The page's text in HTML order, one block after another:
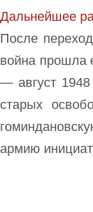
Дальнейшее
После
война прошла
— август 1948
старых
армию